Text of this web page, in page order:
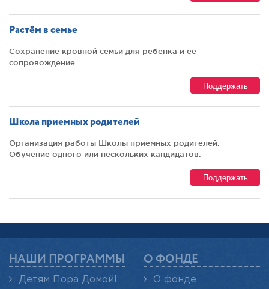
Растём в семье
Сохранение кровной семьи для ребенка и ее
сопровождение.
Поддержать
Школа приемных родителей
Организация работы Школы приемных родителей.
Обучение одного или нескольких кандидатов.
Поддержать
НАШИ ПРОГРАММЫ
Детям Пора Домой!
О ФОНДЕ
О фонде